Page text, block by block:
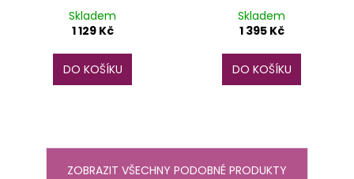
Skladem
1 129 Kč
DO KOŠÍKU
Skladem
1 395 Kč
DO KOŠÍKU
ZOBRAZIT VŠECHNY PODOBNÉ PRODUKTY